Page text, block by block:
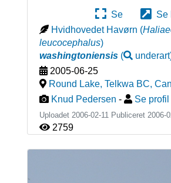
Se
Se
Hvidhovedet Havørn (
leucocephalus)
washingtoniensis( underart
2005-06-25
Round Lake, Telkwa BC,
Knud Pedersen - Se profil
Uploadet 2006-02-11 Publiceret 2006-
2759